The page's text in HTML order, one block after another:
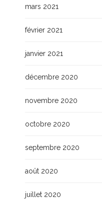
mars 2021
février 2021
janvier 2021
décembre 2020
novembre 2020
octobre 2020
septembre 2020
août 2020
juillet 2020